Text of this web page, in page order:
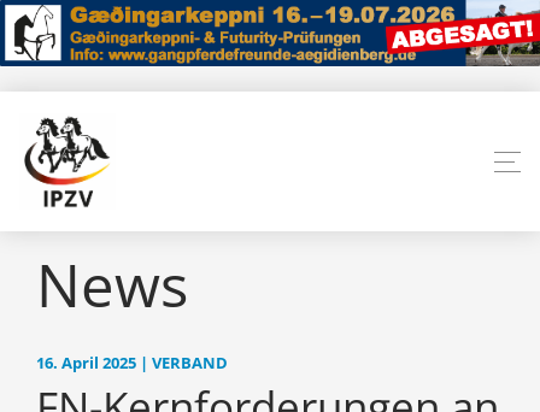
News
16. April 2025 | VERBAND